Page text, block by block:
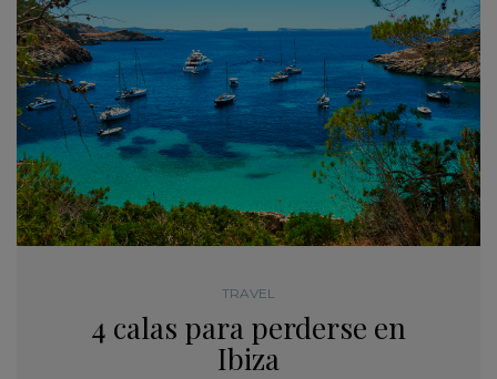
TRAVEL
4 calas para perderse en
Ibiza